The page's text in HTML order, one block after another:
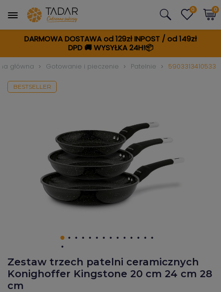
DARMOWA DOSTAWA od 129zł INPOST / od 149zł
DPD🚚WYSYŁKA 24H!📦
0 0
główna Gotowanie i pieczenie Patelnie 5903313410533
BESTSELLER
Zestaw trzech patelni ceramicznych
Konighoffer Kingstone 20 cm 24 cm 28
cm